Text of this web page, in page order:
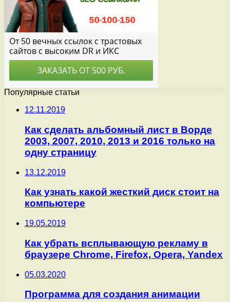
Популярные статьи
12.11.2019
Как сделать альбомный лист в Ворде
2003, 2007, 2010, 2013 и 2016 только на
одну страницу
13.12.2019
Как узнать какой жесткий диск стоит на
компьютере
19.05.2019
Как убрать всплывающую рекламу в
браузере Chrome, Firefox, Opera, Yandex
05.03.2020
Программа для создания анимации